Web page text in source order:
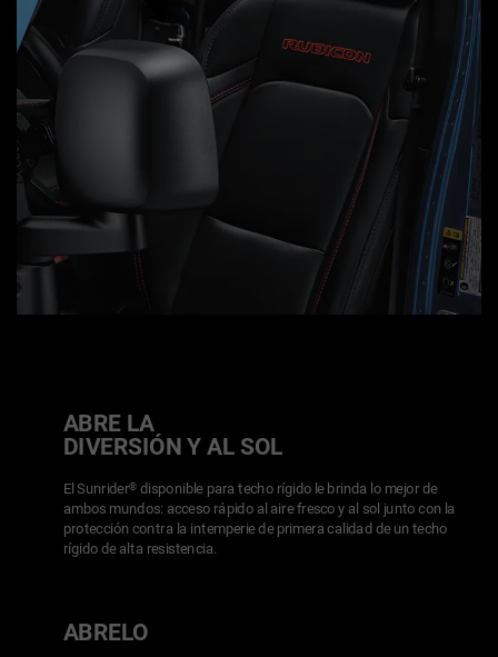
ABRE LA
DIVERSIÓN Y AL SOL
El Sunrider® disponible para techo rígido le brinda lo mejor de
ambos mundos: acceso rápido al aire fresco y al sol junto con la
protección contra la intemperie de primera calidad de un techo
rígido de alta resistencia.
ABRELO